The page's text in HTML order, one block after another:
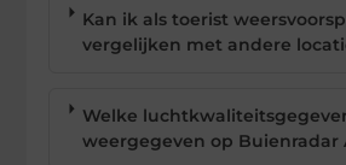
Kan ik als toerist
vergelijken met andere
Welke
weergegeven op Buienradar